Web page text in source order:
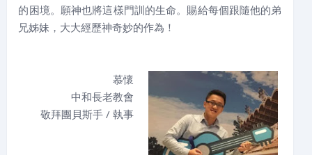
的困境。願神也將這樣門訓的生命。賜給每個跟隨他的弟
兄姊妹，大大經歷神奇妙的作為！
慕懷
中和長老教會
敬拜團貝斯手 / 執事